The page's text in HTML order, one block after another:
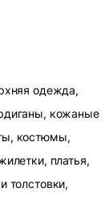
одежда,
кожаные
костюмы,
платья,
толстовки,